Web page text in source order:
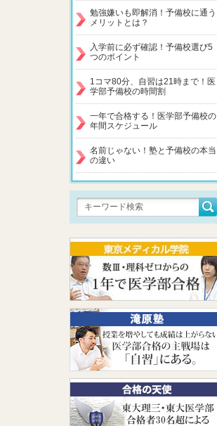
勉強嫌いも即解消！予備校に通う
メリットとは？
入学前に必ず確認！予備校選び5
つのポイント
1コマ80分、自習は21時まで！医
学部予備校の時間割
一年で合格する！医学部予備校の
年間スケジュール
名前じゃない！塾と予備校の本当
の違い